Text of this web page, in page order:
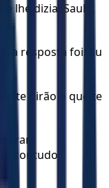
lhe dizia: Saulo,
a resposta foi: Eu
te dirão o que te
contudo,